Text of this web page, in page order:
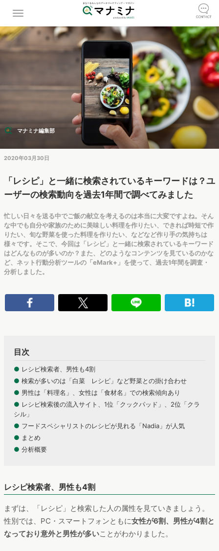
マナミナ編集部
2020年03月30日
「レシピ」と一緒に検索されているキーワードは？ユ
ーザーの検索動向を過去1年間で調べてみました
忙しい日々を送る中でご飯の献立を考えるのは本当に大変ですよね。そん
な中でも自分や家族のために美味しい料理を作りたい、できれば時短で作
りたい、旬な野菜を使った料理を作りたい、などなど作り手の気持ちは
様々です。そこで、今回は「レシピ」と一緒に検索されているキーワード
はどんなものが多いのか？また、どのようなコンテンツを見ているのかな
ど、ネット行動分析ツールの「eMark+」を使って、過去1年間を調査・
分析しました。
目次
● レシピ検索者、男性も4割
● 検索が多いのは「白菜 レシピ」など野菜との掛け合わせ
● 男性は「料理名」、女性は「食材名」での検索傾向あり
● レシピ検索後の流入サイト、1位「クックパッド」、2位「クラ
シル」
● フードスペシャリストのレシピが見れる「Nadia」が人気
● まとめ
● 分析概要
レシピ検索者、男性も4割
まずは、「レシピ」と検索した人の属性を見ていきましょう。
性別では、PC・スマートフォンともに女性が6割、男性が4割と
なっており意外と男性が多いことがわかりました。